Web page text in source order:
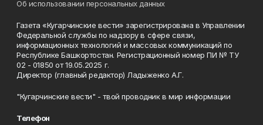
Об использовании персональных данных
Газета «Кугарчинские вести» зарегистрирована в Управлении
Федеральной службы по надзору в сфере связи,
информационных технологий и массовых коммуникаций по
Республике Башкортостан. Регистрационный номер ПИ № ТУ
02 - 01850 от 19.05.2025 г.
Директор (главный редактор) Ладыженко А.Г.
"Кугарчинские вести" - твой проводник в мир информации
Телефон